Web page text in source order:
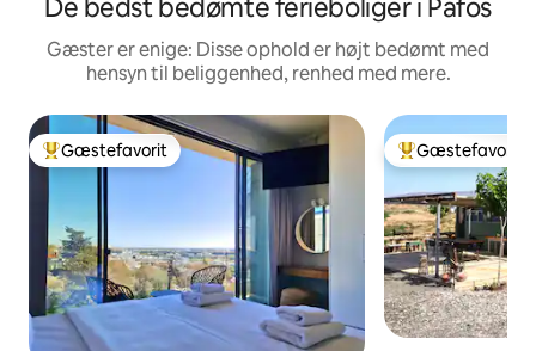
De bedst bedømte ferieboliger i Pafos
Gæster er enige: Disse ophold er højt bedømt med
hensyn til beliggenhed, renhed med mere.
Bedste gæstefavorit
Gæstefavorit Bedste
Gæstefavorit